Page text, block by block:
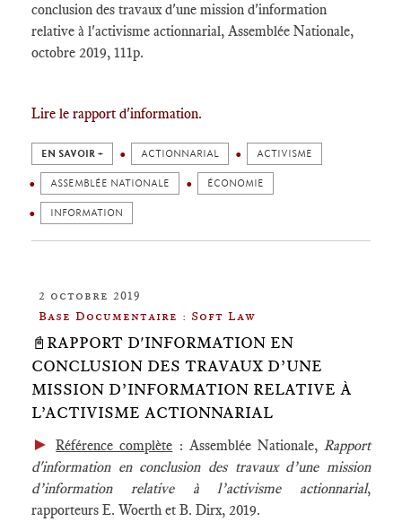
conclusion des travaux d'une mission d'information
relative à l'activisme actionnarial, Assemblée Nationale,
octobre 2019, 111p.
Lire le rapport d'information.
EN SAVOIR + ACTIONNARIAL ACTIVISME
ASSEMBLÉE NATIONALE ÉCONOMIE
INFORMATION
2 octobre 2019
Base Documentaire : Soft Law
📓RAPPORT D'INFORMATION EN
CONCLUSION DES TRAVAUX D’UNE
MISSION D’INFORMATION RELATIVE À
L’ACTIVISME ACTIONNARIAL
►Référence complète : Assemblée Nationale,Rapport
d'information en conclusion des travaux d’une mission
d’information relative à l’activisme actionnarial,
rapporteurs E. Woerth et B. Dirx, 2019.